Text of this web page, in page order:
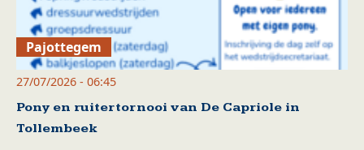
Pajottegem
27/07/2026 - 06:45
Pony en ruitertornooi van De Capriole in
Tollembeek